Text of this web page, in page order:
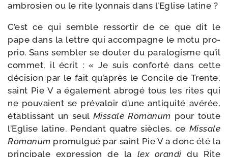
ambro­sien ou le rite lyon­nais dans l’Eglise latine ?
C’est ce qui semble res­sor­tir de ce que dit le
pape dans la lettre qui accom­pagne le motu pro­
prio. Sans sem­bler se dou­ter du para­lo­gisme qu’il
com­met, il écrit : « Je suis confor­té dans cette
déci­sion par le fait qu’après le Concile de Trente,
saint Pie V a éga­le­ment abro­gé tous les rites qui
ne pou­vaient se pré­va­loir d’une anti­qui­té avé­rée,
éta­blis­sant un seul Missale Romanum pour toute
l’Eglise latine. Pendant quatre siècles, ce Missale
Romanum pro­mul­gué par saint Pie V a donc été la
prin­ci­pale expres­sion de la lex oran­di du Rite